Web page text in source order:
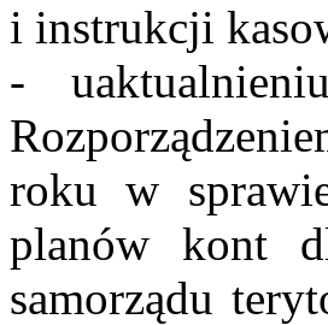
i instrukcji
-
roku w
planów kont
samorządu